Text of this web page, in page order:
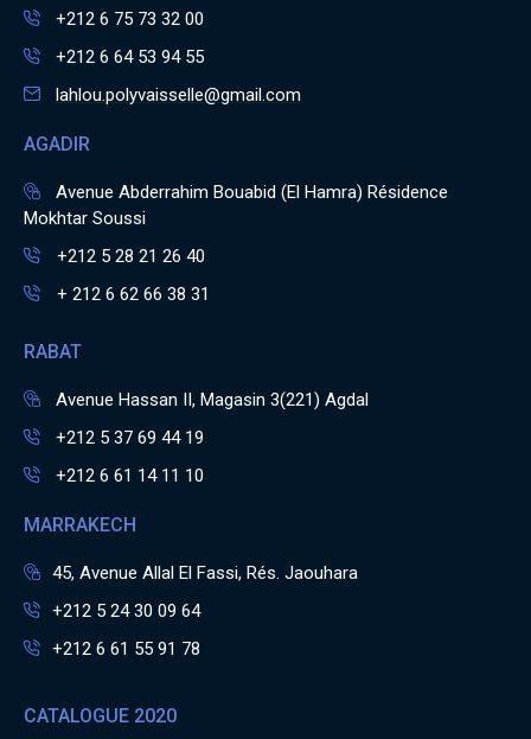
+212 6 75 73 32 00
+212 6 64 53 94 55
lahlou.polyvaisselle@gmail.com
AGADIR
Avenue Abderrahim Bouabid (El Hamra) Résidence
Mokhtar Soussi
+212 5 28 21 26 40
+ 212 6 62 66 38 31
RABAT
Avenue Hassan II, Magasin 3(221) Agdal
+212 5 37 69 44 19
+212 6 61 14 11 10
MARRAKECH
45, Avenue Allal El Fassi, Rés. Jaouhara
+212 5 24 30 09 64
+212 6 61 55 91 78
CATALOGUE 2020